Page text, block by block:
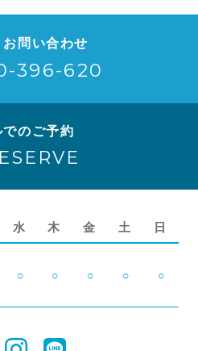
問い合わせ
396-620
でのご予約
水 木 金 土 日
○ ○ ○ ○ ○